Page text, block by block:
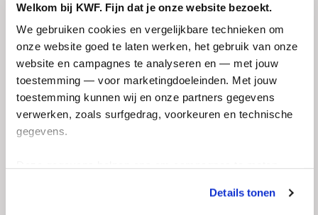
Welkom bij KWF. Fijn dat je onze website bezoekt.
We gebruiken cookies en vergelijkbare technieken om
onze website goed te laten werken, het gebruik van onze
website en campagnes te analyseren en — met jouw
toestemming — voor marketingdoeleinden. Met jouw
toestemming kunnen wij en onze partners gegevens
verwerken, zoals surfgedrag, voorkeuren en technische
gegevens.
tonen. Je kunt je toestemming op elk moment wijzigen of
Details tonen
voort gekomen. Dit is een informatieplatform voor
patiënten, naasten, professionals en onderzoekers.
Speciaal voor mannen
met borstkanker
Borstkankervereniging Nederland
heeft een
uitgebreide informatie pagina over borstkanker bij
risicofactoren voor borstkanker bij mannen,
verschillende soorten borstkanker bij mannen.